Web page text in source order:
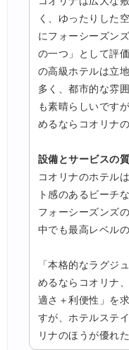
く、ゆったりした
にフォーシーズン
の一つ」として評
の高級ホテルは立
多く、都市的な雰
も素晴らしいです
めるならコオリナ
設備とサービスの質
コオリナのホテル
ト感のあるビーチ
フォーシーズンズ
中でも最高レベル
「本格的なラグジ
めるならコオリナ
適さ＋利便性」を
すが、ホテルステ
リナのほうが優れ